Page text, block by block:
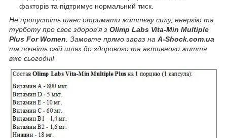
факторів та підтримує нормальний тиск.
Не пропустіть шанс отримати життєву силу, енергію та
турботу про своє здоров'я з Olimp Labs Vita-Min Multiple
Plus For Women . Замовте прямо зараз на A-Shock.com.ua
та почніть свій шлях до здорового та активного життя
вже сьогодні!